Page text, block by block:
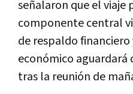
señalaron que el viaje
componente central
de respaldo financiero
económico aguardará
tras la reunión de